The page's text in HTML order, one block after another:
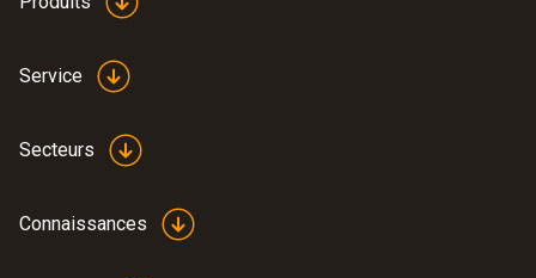
Service
Secteurs
Connaissances